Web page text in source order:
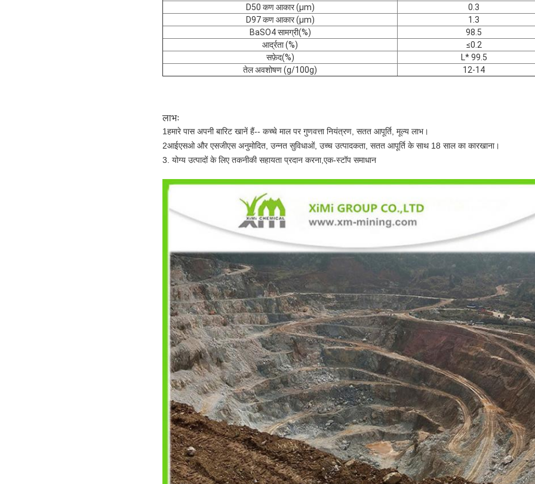
D50 कण आकार (μm)
0.3
D97 कण आकार (μm)
1.3
BaSO4 सामग्री(%)
98.5
आर्द्रता (%)
≤0.2
सफ़ेद(%)
L* 99.5
तेल अवशोषण (g/100g)
12-14
लाभः
1हमारे पास अपनी बारिट खानें हैं-- कच्चे माल पर गुणवत्ता नियंत्रण, सतत आपूर्ति, मूल्य लाभ।
2आईएसओ और एसजीएस अनुमोदित, उन्नत सुविधाओं, उच्च उत्पादकता, सतत आपूर्ति के साथ 18 साल का कारखाना।
3. योग्य उत्पादों के लिए तकनीकी सहायता प्रदान करना,एक-स्टॉप समाधान